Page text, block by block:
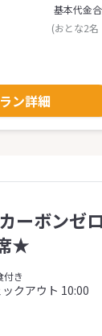
基本代金
(おとな2
ン詳細
ーボンゼ
★
付き
クアウト 10:00